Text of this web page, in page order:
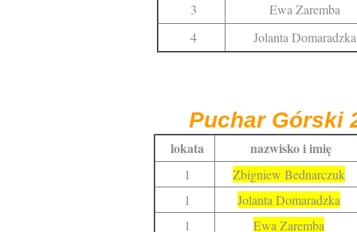
3
Ewa Zaremba
4
Jolanta Domaradzka
Puchar Górski
lokata nazwisko i imię
1
Zbigniew Bednarczuk
1
Jolanta Domaradzka
1
Ewa Zaremba